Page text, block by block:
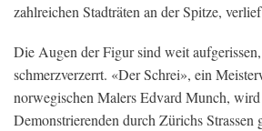
zahlreichen Stadträten an der Spitze,
Die Augen der Figur sind weit
schmerzverzerrt. «Der Schrei», ein
norwegischen Malers Edvard Munch,
Demonstrierenden durch Zürichs Strassen